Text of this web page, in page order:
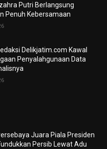
Putri Berlangsung
Penuh Kebersamaan
Delikjatim.com Kawal
Penyalahgunaan Data
Juara Piala Presiden
Persib Lewat Adu